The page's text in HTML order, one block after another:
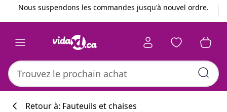
Précédent
Suivant
Nous suspendons les commandes jusqu'à nouvel ordre.
Retour à: Fauteuils et chaises